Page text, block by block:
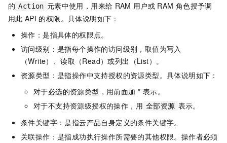
的 Action 元素中使用，用来给 RAM 用户或 RAM 角色授予调
用此 API 的权限。具体说明如下：
操作：是指具体的权限点。
访问级别：是指每个操作的访问级别，取值为写入
（Write）、读取（Read）或列出（List）。
资源类型：是指操作中支持授权的资源类型。具体说明如下：
对于必选的资源类型，用前面加 * 表示。
对于不支持资源级授权的操作，用 全部资源 表示。
条件关键字：是指云产品自身定义的条件关键字。
关联操作：是指成功执行操作所需要的其他权限。操作者必须